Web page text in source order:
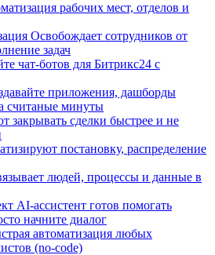
рабочих мест, отделов и
Освобождает сотрудников от
задач
чат-ботов для Битрикс24 с
приложения, дашборды
считаные минуты
закрывать сделки быстрее и не
постановку, распределение
людей, процессы и данные в
AI-ассистент готов помогать
начните диалог
автоматизация любых
(no-code)